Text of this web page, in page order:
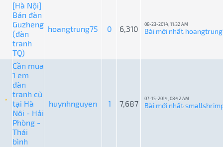
[Hà Nội]
Bán đàn
Guzheng
(đàn
tranh
TQ)
hoangtrung75 0 6,310 08-23-2014, 11:32 AM
Bài mới nhất:
Cần mua
1 em
đàn
tranh cũ
tại Hà
Nôi - Hải
Phòng -
Thái
bình
huynhnguyen 1 7,687
07-15-2014, 08:42 AM
Bài mới nhất: